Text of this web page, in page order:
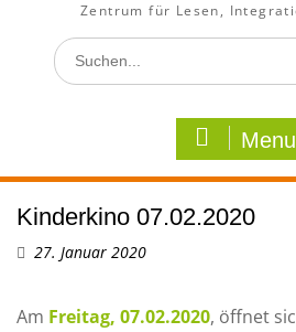
Zentrum für Lesen,
Search
for:
Menu
Kinderkino 07.02.2020
27. Januar 2020
Am Freitag, 07.02.2020, öffnet